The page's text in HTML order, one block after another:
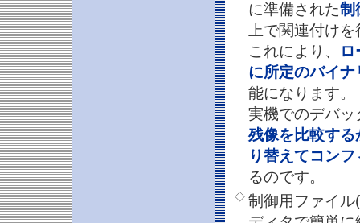
に準備された制
上で関連付け
これにより、
に所定のバイ
能になります。
実機でのデバッ
残像を比較す
り替えてコン
るのです。
◇ 制御用ファイ